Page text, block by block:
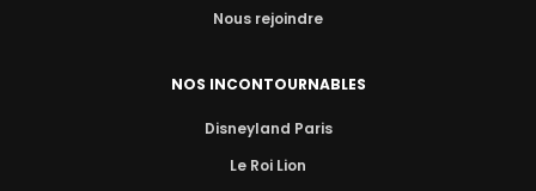
Nous rejoindre
NOS INCONTOURNABLES
Disneyland Paris
Le Roi Lion